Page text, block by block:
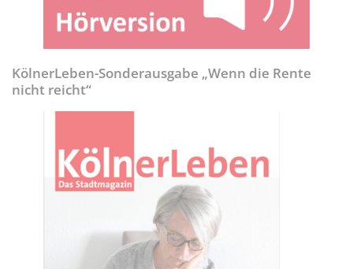
KölnerLeben-Sonderausgabe „Wenn die Rente
nicht reicht“